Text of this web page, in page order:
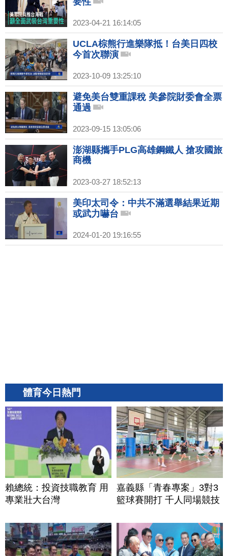
2023-04-21 16:14:05
UCLA棕熊行進樂隊抵！台美日四校
今首次聯演
2023-10-09 13:25:10
避免美台雙重課稅 美參院財委會全票
通過
2023-09-15 13:05:06
澎湖縣攜手PLG高雄鋼鐵人 搶攻國旅
商機
2023-03-27 18:52:13
美印太司令：中共不滿選舉結果近期
或武力嚇台
2024-01-20 19:16:55
體育今日熱門
賴總統：投資技職教育 用
專業壯大台灣
嘉義縣「青春專案」3對3
籃球賽開打 千人同場競技